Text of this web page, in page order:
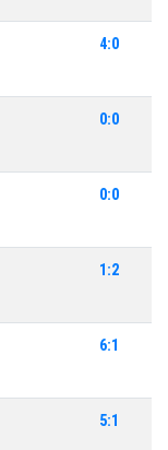
4:0
0:0
0:0
1:2
6:1
5:1